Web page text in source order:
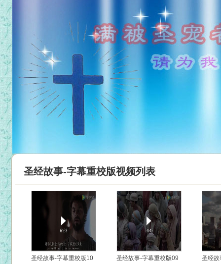
圣经故事-字幕重校版视频列表
圣经故事-字幕重校版10
圣经故事-字幕重校版09
圣经故